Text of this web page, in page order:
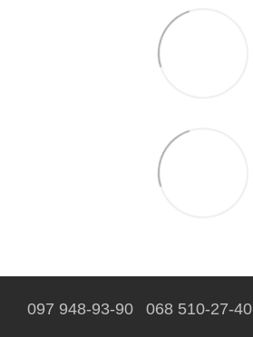
097 948-93-90 068 510-27-40